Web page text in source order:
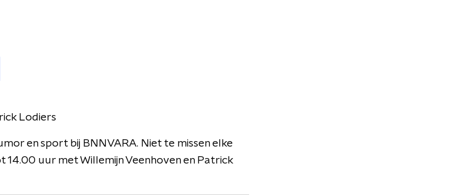
Lodiers
en sport bij BNNVARA. Niet te missen elke
14.00 uur met Willemijn Veenhoven en Patrick